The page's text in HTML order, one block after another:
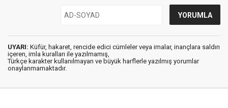
UYARI: Küfür, hakaret, rencide edici cümleler veya imalar, inançlara saldırı
içeren, imla kuralları ile yazılmamış,
Türkçe karakter kullanılmayan ve büyük harflerle yazılmış yorumlar
onaylanmamaktadır.